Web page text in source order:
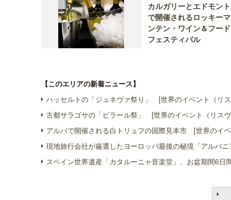
カルガリーとエドモン
で開催されるロッキー
ンテン・ワイン＆フード
フェスティバル
【このエリアの新着ニュース】
ハッセルトの「ジュネヴァ祭り」 [世界のイベント（リ
古都サラゴサの「ピラール祭」 [世界のイベント（リス
アルバで開催される白トリュフの国際見本市 [世界のイ
現地旅行会社が厳選したヨーロッパ最後の秘境「アルバ
スペイン世界遺産「カタルーニャ音楽堂」、お盆期間6